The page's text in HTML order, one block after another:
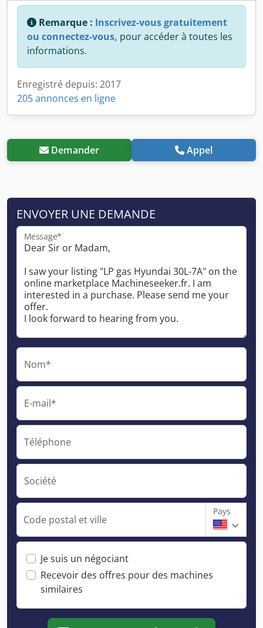
Remarque : Inscrivez-vous gratuitement
ou connectez-vous, pour accéder à toutes les
informations.
Enregistré depuis: 2017
205 annonces en ligne
Demander Appel
ENVOYER UNE DEMANDE
Message*
Nom*
E-mail*
Téléphone
Société
Code postal et ville
Pays
Je suis un négociant
Recevoir des offres pour des machines
similaires